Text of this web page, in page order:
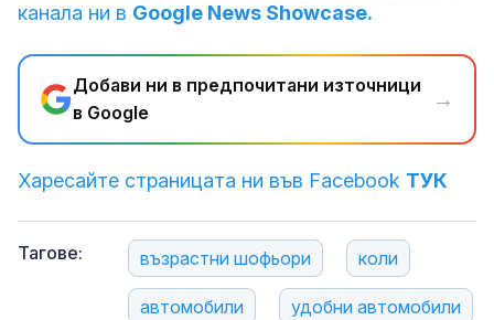
канала ни в Google News Showcase.
Добави ни в предпочитани източници
в Google
→
Харесайте страницата ни във Facebook ТУК
Тагове: възрастни шофьори коли
автомобили удобни автомобили